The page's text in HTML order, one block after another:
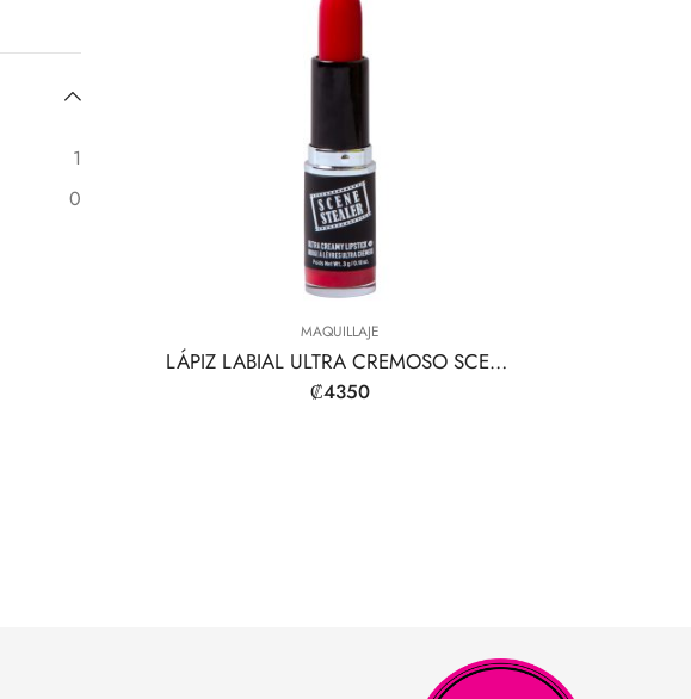
MAQUILLAJE
LÁPIZ LABIAL ULTRA CREMOSO SCENE STEALER
₡4350
1
0